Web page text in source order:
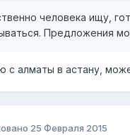
человека ищу,
Предложения
с алматы в астану,
25 Февраля 2015